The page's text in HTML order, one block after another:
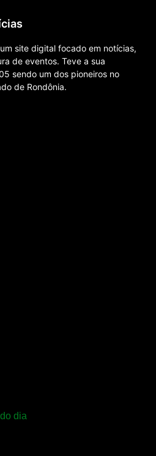
site digital focado em notícias,
de eventos. Teve a sua
sendo um dos pioneiros no
de Rondônia.
dia